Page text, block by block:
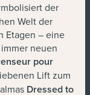
der
Welt der
Etagen – eine
neuen
pour
Lift zum
Dressed to